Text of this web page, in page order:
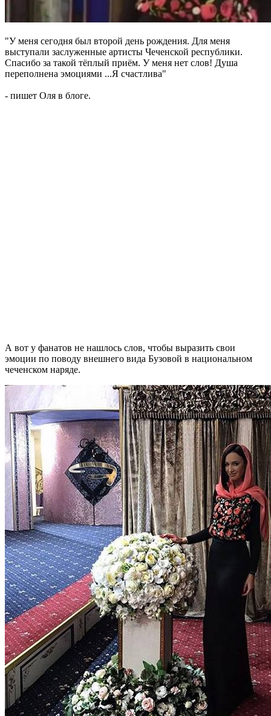
"У меня сегодня был второй день рождения. Для меня
выступали заслуженные артисты Чеченской республики.
Спасибо за такой тёплый приём. У меня нет слов! Душа
переполнена эмоциями ...Я счастлива"
- пишет Оля в блоге.
А вот у фанатов не нашлось слов, чтобы выразить свои
эмоции по поводу внешнего вида Бузовой в национальном
чеченском наряде.